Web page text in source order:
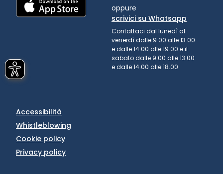
oppure
scrivici su Whatsapp
Contattaci dal lunedì al
venerdì dalle 9.00 alle 13.00
e dalle 14.00 alle 19.00 e il
sabato dalle 9.00 alle 13.00
e dalle 14.00 alle 18.00
Accessibilità
Whistleblowing
Cookie policy
Privacy policy